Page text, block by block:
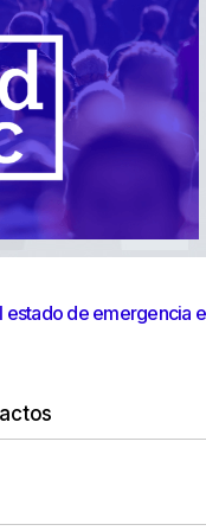
estado de emergencia